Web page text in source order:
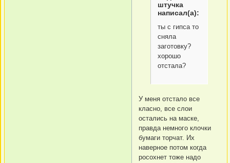
штучка
написал(а):
ты с гипса то
сняла
заготовку?
хорошо
отстала?
У меня отстало все
класно, все слои
остались на маске,
правда немного клочки
бумаги торчат. Их
наверное потом когда
росохнет тоже надо